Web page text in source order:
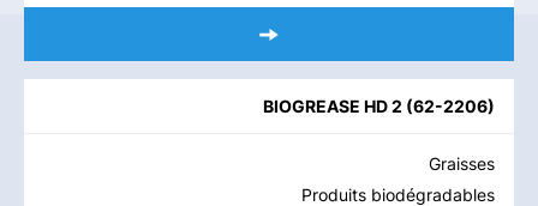
BIOGREASE HD 2 (62-2206)
Graisses
Produits biodégradables